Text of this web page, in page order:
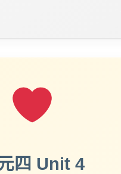
四 Unit 4